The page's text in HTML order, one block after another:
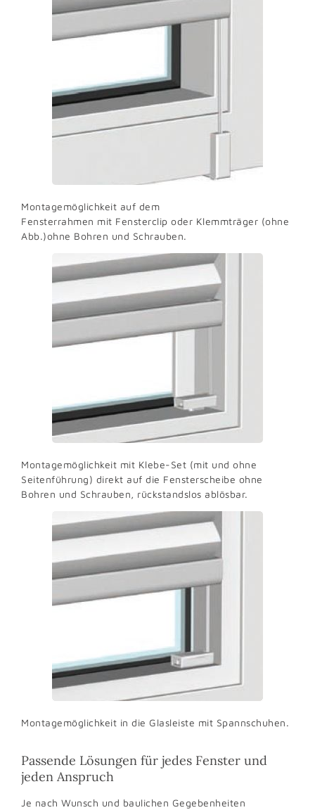
Montagemöglichkeit auf dem
Fensterrahmen mit Fensterclip oder Klemmträger (ohne
Abb.)ohne Bohren und Schrauben.
Montagemöglichkeit mit Klebe-Set (mit und ohne
Seitenführung) direkt auf die Fensterscheibe ohne
Bohren und Schrauben, rückstandslos ablösbar.
Montagemöglichkeit in die Glasleiste mit Spannschuhen.
Passende Lösungen für jedes Fenster und
jeden Anspruch
Je nach Wunsch und baulichen Gegebenheiten